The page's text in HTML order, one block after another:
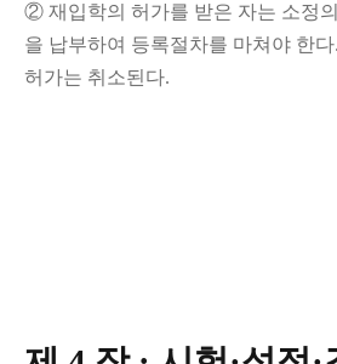
② 재입학의 허가를 받은 자는 소정
을 납부하여 등록절차를 마쳐야 한다.
허가는 취소된다.